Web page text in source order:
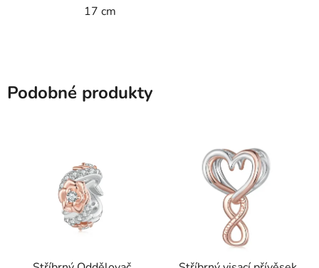
17 cm
Podobné produkty